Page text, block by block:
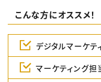
こんな方にオススメ！
デジタルマーケ
マーケティング担